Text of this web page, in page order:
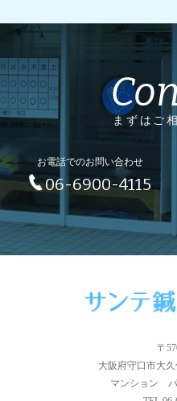
まずはご
お電話でのお問い合わせ
06-6900-4115
〒
大阪府守口市大
マンション